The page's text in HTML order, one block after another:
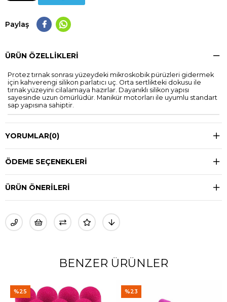
Paylaş
ÜRÜN ÖZELLIKLERI
Protez tırnak sonrası yüzeydeki mikroskobik pürüzleri gidermek
için kahverengi silikon parlatıcı uç. Orta sertlikteki dokusu ile
tırnak yüzeyini cilalamaya hazırlar. Dayanıklı silikon yapısı
sayesinde uzun ömürlüdür. Manikür motorları ile uyumlu standart
sap yapısına sahiptir.
YORUMLAR(0)
ÖDEME SEÇENEKLERI
ÜRÜN ÖNERILERI
BENZER ÜRÜNLER
%23